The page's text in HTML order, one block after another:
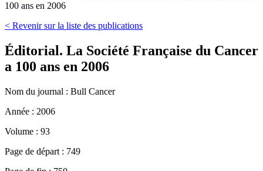
100 ans en 2006
< Revenir sur la liste des publications
Éditorial. La Société Française du Cancer
a 100 ans en 2006
Nom du journal : Bull Cancer
Année : 2006
Volume : 93
Page de départ : 749